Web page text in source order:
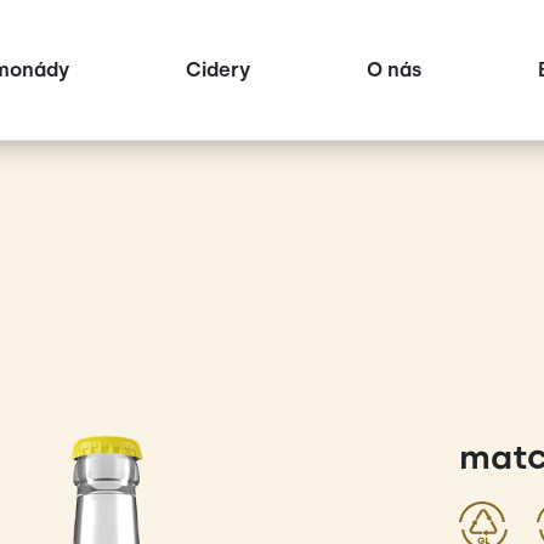
Cidery O nás